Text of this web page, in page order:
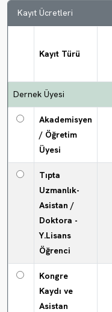
000000
Dk.
Sn.
Kayıt Ücretleri
Kayıt Türü
Dernek Üyesi
Akademisyen
/ Öğretim
Üyesi
Tıpta
Uzmanlık-
Asistan /
Doktora -
Y.Lisans
Öğrenci
Kongre
Kaydı ve
Asistan